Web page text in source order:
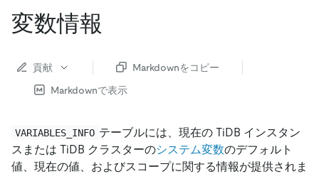
変数情報
貢献
Markdownをコピー
Markdownで表示
VARIABLES_INFO テーブルには、現在の TiDB インスタン
スまたは TiDB クラスターのシステム変数のデフォルト
値、現在の値、およびスコープに関する情報が提供されま